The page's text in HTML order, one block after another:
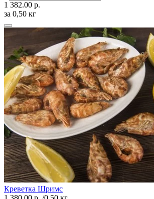
1 382.00 р.
за 0,50 кг
Креветка Шримс